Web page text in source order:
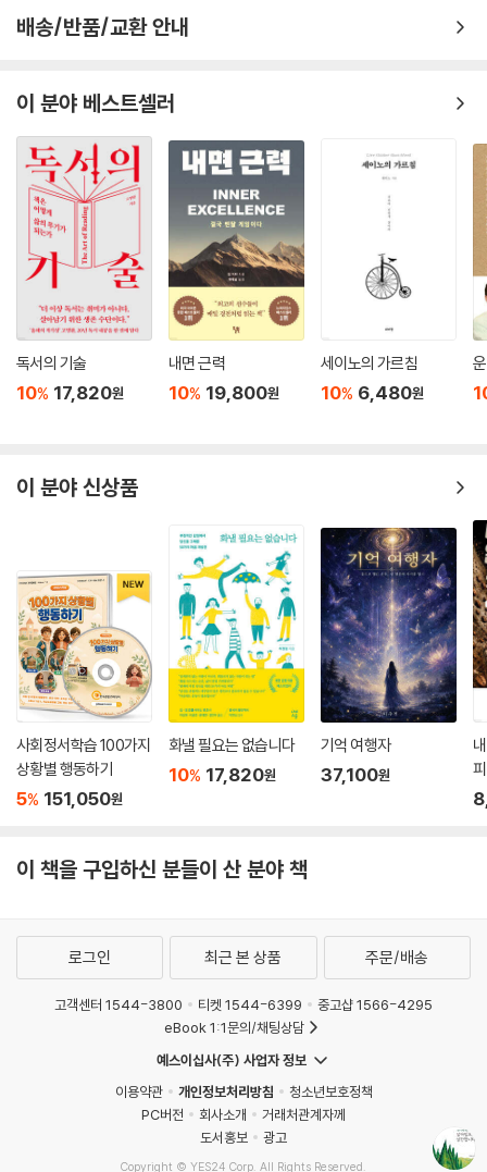
하고 싶은 것 다 이루고 가는 삶
꽃 지고, 잎 나다
하나님이 우리를 부르실 때
마음을 스치는 손길을 기대하며
믿음의 사람은
어느 날 문득 들어 쓰임 받음
회개와 내려놓음
빈 의자
어울림
진보하는 성도
웃음과 소망을 찾는 교회
교회는 어떤 곳이어야 할까?
끊이지 않게 등불을 켜라
가야 할 곳
내 삶을 대표하는 한마디
하고 존중해주는 것입니다. 내 마음을 기쁘게 해줄 때도 담담히 받아들이
랑해야 합니다.
하루하루 쉽지 않은 일 많습니다. 쉽지 않은 일은 어렵게라도 이루시면 됩
니다. 어렵게 이루는 일이 더 오랫동안 꺼내보는 소중한 사진첩이 됩니다.
꽃 피어서 가슴 아프지 마시길. 그 꽃을 보면 달려가고 싶은 향기로운 사람
되시길.
--- p.140
목을 스치는 가을 아침의 한기를 사랑합니다. 삶은 느낄 수 있고, 소중히 여
길 수 있는 몇 가지 요소로 행복할 수 있습니다. 고독은 슬프고, 자유롭고,
벗어나고 싶고, 버리고 싶지 않은, 마르지 않는 우물입니다. 가을은 고독이
겨울은 따뜻합니다. 스웨터의 포근함이나 걸쳐 입은 코트의 든든함이 우리
쳐간 인연도 훈훈하게 생각해야 합니다. 감싸쥔 큰 컵의 따뜻함을 오래 느
끼고, 목울대로 넘어가는 쓰지만 친밀한 커피의 맛을 오래 머물고 있으면,
겨울은 그렇게 춥지만은 않습니다.
--- p.174
삶이 극히 아프고 숨쉬기 어려울 때, 어떤 형태건 결정하고, 결과에 책임을
져야 할 때가 있습니다. 그때는 어떤 일이건 바로 결정하지 말아야 합니다.
감정의 기복이 있는 상태에서 내린 결정은 후회만 남을 뿐입니다. 그 순간
을 버티며 흘려보내야 합니다. 잠잠해진 뒤, 결과가 어떤 경우라도 받아들
일 수 있다면, 그때는 결정해도 좋습니다. 이 악물고 1000까지 세면서 아
픔의 언덕을 오르고, 고통의 강을 건넙시다.
우리는 얼마든지 우리 삶을 다시 유연하게 할 수 있습니다. “안 돼!” 하면
무엇인가 하게 됩니다.
--- p.193
허겁지겁 늘 쫓아가는 삶의 비극입니다. 죽을힘을 다해 “한 박자 빠르게”
힘들어할 때, 여유 있게 그들을 도울 수 있는 사람이 되어야 합니다. 그렇게
아름다운 모습이어야 합니다.
신), 기쁨과 성공, 슬픔과 아픔을 대하는 우리의 태도(4장_내 인생 최고의
다.
사람을 대하는 애잔한 마음
그의 글은 잔잔하면서 힘이 넘치고, 차분하면서 삶과 사람에 대한 애정이
가득하다. 깊은 생각 끝에 적어 내려간 단어 하나에 눈길이 멈추고, 문장 하
나에 생각을 바꾸게 된다. 그의 글 속에는 흔들리고 고통스러워하는 인생
에 대한 따뜻한 시선이 보이고, 무엇보다 사람을 대하는 애잔함이 드러난
“지금 책상 위에 그 사진을 올려놓고 보고 있습니다. 어디에서든 그 청년이
건강히 잘 지냈으면 좋겠습니다. 걸음도 불편한데 넘어지지 않으면 좋겠습
“앞쪽에, 한 어린 소녀가 제게 눈을 맞추며 손가락으로 자꾸 무언가를 가리
킵니다. 거듭거듭 눈으로 호소하며 가리키는 것은 안고 있는 어린 동생이
었습니다. 말 안 해도, 그 아이 몫으로 도시락과 물 한 병을 더 주었으면 하
는 바람입니다. 미소 지으며 얼른 더 가져다주었지만, 울컥함에 제 마음과
표정이 같을 수는 없었습니다. 우리 역시 그리 머지않은 시간의 저편에 비
슷한 삶의 지경이 있었으니까요.”_(물 한 병과 눈망울)
“세상에 태어나 알고 지냈던 모든 이들에게 사랑과 따스함, 그리움으로 남
기 소원합니다. 이 세상 모두에게는 아니어도, 마음을 나누었던 몇몇 가슴
과 저 땅끝 누군가에게 온정으로 남을 한마디, 오늘 수첩에 적습니다.”_
(내 삶을 대표하는 한마디)
자연을 사랑하는 애틋한 마음
에 고통을 씻고, 산에 오르며 낮아지고 낮아져야 한다고 다짐한다. 사람과
“하루하루 쉽지 않은 일 많습니다. 쉽지 않은 일은 어렵게라도 이루시면 됩
니다. 어렵게 이루는 일이 더 오랫동안 꺼내 보는 소중한 사진첩이 됩니다.
꽃 피어서 가슴 아프지 마시길. 그 꽃을 보면 달려가고 싶은 향기로운 사람
되시길.”_(어렵게라도 이루면 됩니다)
“비 온 후의 산이 아름다운 것처럼, 마음 비 내리고, 슬픈 비 내린 삶의 정경
도 씻겨지면 아름답습니다. 요즘 삶이 그렇게 편치 않습니다. 비는 쌓였던
찌끼, 지속될 것 같은 어려움에 대한 염려, 삶의 막막함에 대한 허망한 느
배송/반품/교환 안내
이 분야 베스트셀러
독서의 기술
10% 17,820원
내면 근력
10% 19,800원
세이노의 가르침
10% 6,480원
이 분야 신상품
사회정서학습 100가지
상황별 행동하기
5% 151,050원
화낼 필요는 없습니다
10% 17,820원
기억 여행자
37,100원
이 책을 구입하신 분들이 산 분야 책
로그인 최근 본 상품 주문/배송
고객센터 1544-3800 티켓 1544-6399
중고샵 1566-4295
eBook 1:1문의/채팅상담
예스이십사(주) 사업자 정보
이용약관
개인정보처리방침
청소년보호정책
PC버전
회사소개
거래처관계자께
도서홍보
광고
Copyright © YES24 Corp. All Rights Reserved.